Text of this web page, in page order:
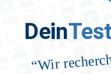
Dein
“Wir